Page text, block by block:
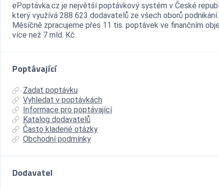
ePoptávka.cz je největší poptávkový systém v České
který využívá 288 623 dodavatelů ze všech oborů podnikání.
Měsíčně zpracujeme přes 11 tis. poptávek ve finančním
více než 7 mld. Kč.
Poptávající
Zadat poptávku
Vyhledat v poptávkách
Informace pro poptávající
Katalog dodavatelů
Často kladené otázky
Obchodní podmínky
Dodavatel